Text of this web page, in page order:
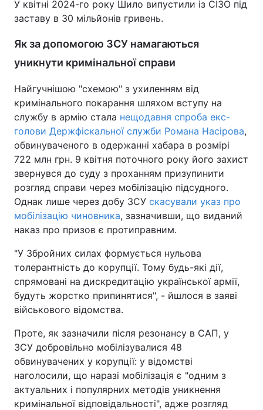
У квітні 2024-го року Шило випустили із СІЗО під
заставу в 30 мільйонів гривень.
Як за допомогою ЗСУ намагаються
уникнути кримінальної справи
Найгучнішою "схемою" з ухиленням від
кримінального покарання шляхом вступу на
службу в армію стала нещодавня спроба екс-
голови Держфіскальної служби Романа Насірова,
обвинуваченого в одержанні хабара в розмірі
722 млн грн. 9 квітня поточного року його захист
звернувся до суду з проханням призупинити
розгляд справи через мобілізацію підсудного.
Однак лише через добу ЗСУ скасували указ про
мобілізацію чиновника, зазначивши, що виданий
наказ про призов є протиправним.
"У Збройних силах формується нульова
толерантність до корупції. Тому будь-які дії,
спрямовані на дискредитацію української армії,
будуть жорстко припинятися", - йшлося в заяві
військового відомства.
Проте, як зазначили після резонансу в САП, у
ЗСУ добровільно мобілізувалися 48
обвинувачених у корупції: у відомстві
наголосили, що наразі мобілізація є "одним з
актуальних і популярних методів уникнення
кримінальної відповідальності", адже розгляд